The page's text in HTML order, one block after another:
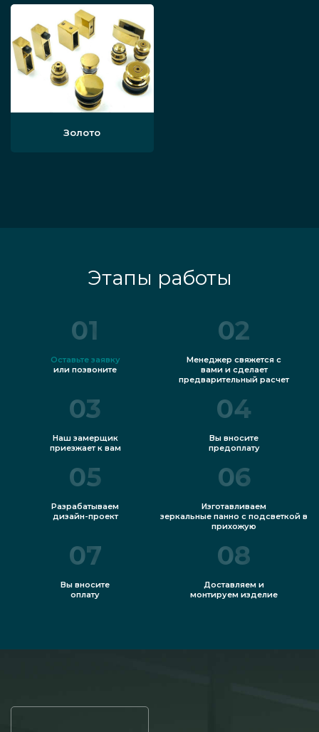
Золото
Этапы работы
01
Оставьте заявку
или позвоните
02
Менеджер свяжется с
вами и сделает
предварительный расчет
03
Наш замерщик
приезжает к вам
04
Вы вносите
предоплату
05
Разрабатываем
дизайн-проект
06
Изготавливаем
зеркальные панно с подсветкой в
прихожую
07
Вы вносите
оплату
08
Доставляем и
монтируем изделие